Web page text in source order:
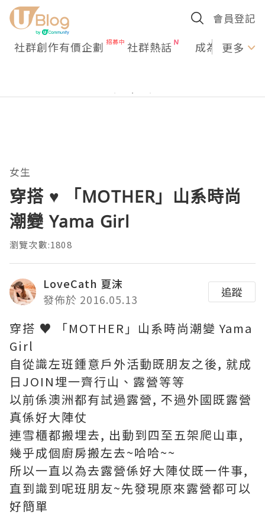
會員登記
社群創作有價企劃 社群熱話 成為U更多
女生
穿搭 ♥ 「MOTHER」山系時尚
潮變 Yama Girl
瀏覽次數:1808
LoveCath 夏沫
發佈於 2016.05.13
追蹤
穿搭 ♥ 「MOTHER」山系時尚潮變 Yama
Girl
自從識左班鍾意戶外活動既朋友之後, 就成
日JOIN埋一齊行山、露營等等
以前係澳洲都有試過露營, 不過外國既露營
真係好大陣仗
連雪櫃都搬埋去, 出動到四至五架爬山車,
幾乎成個廚房搬左去~哈哈~~
所以一直以為去露營係好大陣仗既一件事,
直到識到呢班朋友~先發現原來露營都可以
好簡單